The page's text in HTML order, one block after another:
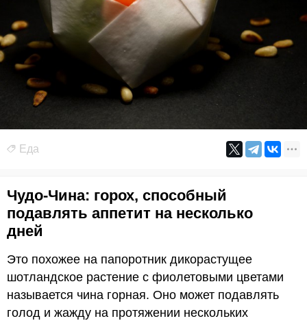
Еда
Чудо-Чина: горох, способный
подавлять аппетит на несколько
дней
Это похожее на папоротник дикорастущее
шотландское растение с фиолетовыми цветами
называется чина горная. Оно может подавлять
голод и жажду на протяжении нескольких